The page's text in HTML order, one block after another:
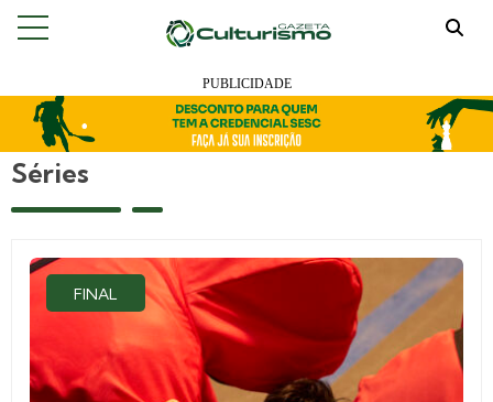
Séries
FINAL